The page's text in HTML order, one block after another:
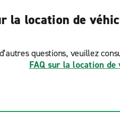
la location de
questions, veuillez
FAQ sur la location de